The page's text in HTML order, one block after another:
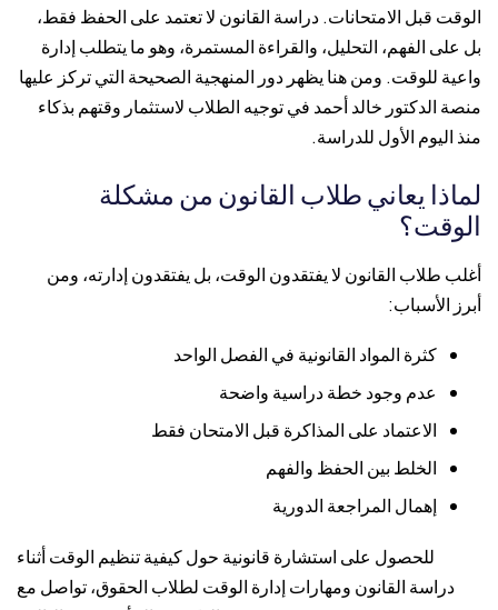
الوقت قبل الامتحانات. دراسة القانون لا تعتمد على الحفظ فقط،
بل على الفهم، التحليل، والقراءة المستمرة، وهو ما يتطلب إدارة
واعية للوقت. ومن هنا يظهر دور المنهجية الصحيحة التي تركز عليها
منصة الدكتور خالد أحمد في توجيه الطلاب لاستثمار وقتهم بذكاء
منذ اليوم الأول للدراسة.
لماذا يعاني طلاب القانون من مشكلة
الوقت؟
أغلب طلاب القانون لا يفتقدون الوقت، بل يفتقدون إدارته، ومن
أبرز الأسباب:
كثرة المواد القانونية في الفصل الواحد
عدم وجود خطة دراسية واضحة
الاعتماد على المذاكرة قبل الامتحان فقط
الخلط بين الحفظ والفهم
إهمال المراجعة الدورية
للحصول على استشارة قانونية حول كيفية تنظيم الوقت أثناء
دراسة القانون ومهارات إدارة الوقت لطلاب الحقوق، تواصل مع